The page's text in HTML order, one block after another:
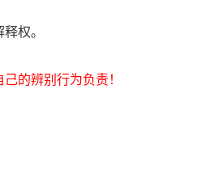
释权。
的辨别行为负责！